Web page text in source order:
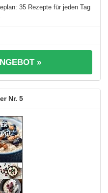
35 Rezepte für jeden Tag
»
5